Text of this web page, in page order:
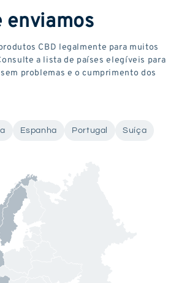
enviamos
CBD legalmente para muitos
a lista de países elegíveis para
problemas e o cumprimento dos
Espanha Portugal Suíça